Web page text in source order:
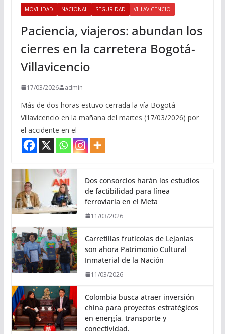
MOVILIDAD NACIONAL SEGURIDAD VILLAVICENCIO
Paciencia, viajeros: abundan los
cierres en la carretera Bogotá-
Villavicencio
17/03/2026 admin
Más de dos horas estuvo cerrada la vía Bogotá-
Villavicencio en la mañana del martes (17/03/2026) por
el accidente en el
Dos consorcios harán los estudios
de factibilidad para línea
ferroviaria en el Meta
11/03/2026
Carretillas frutícolas de Lejanías
son ahora Patrimonio Cultural
Inmaterial de la Nación
11/03/2026
Colombia busca atraer inversión
china para proyectos estratégicos
en energía, transporte y
conectividad.